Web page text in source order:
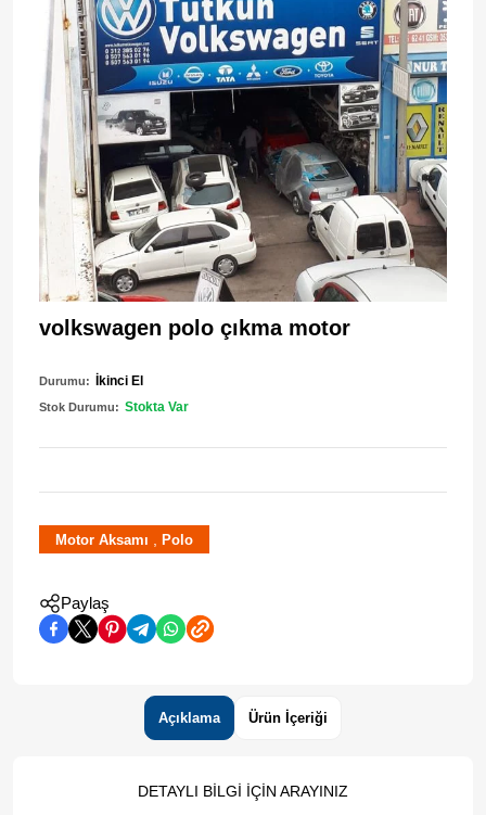
volkswagen polo çıkma motor
Durumu: İkinci El
Stok Durumu: Stokta Var
Motor Aksamı Polo
Paylaş
Açıklama Ürün İçeriği
DETAYLI BİLGİ İÇİN ARAYINIZ